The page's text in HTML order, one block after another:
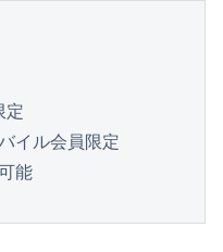
定
イル会員限定
能